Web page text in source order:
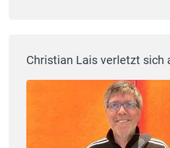
Christian Lais verletzt sich